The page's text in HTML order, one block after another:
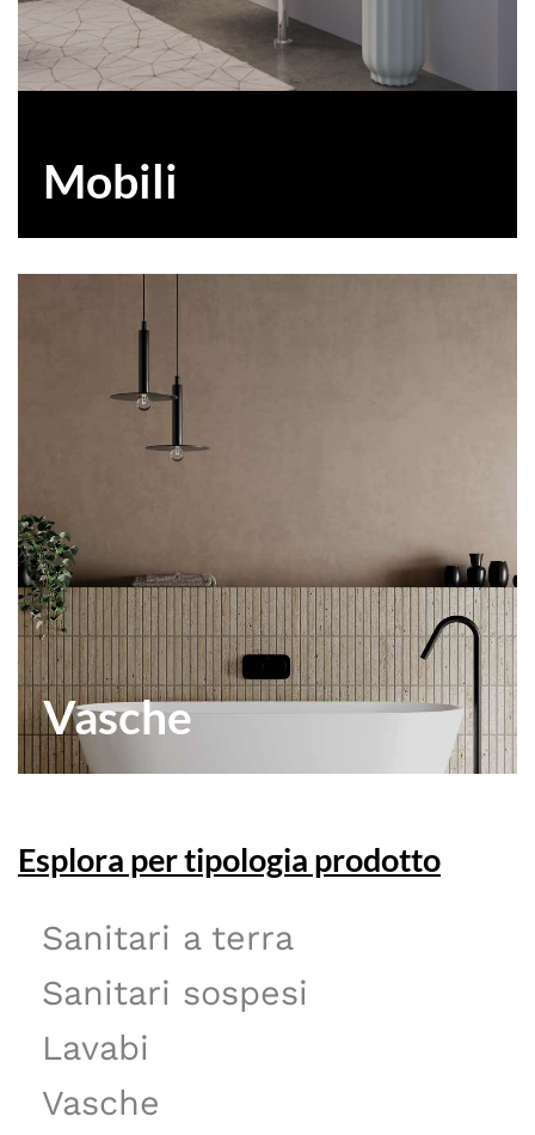
Mobili
Vasche
Esplora per tipologia prodotto
Sanitari a terra
Sanitari sospesi
Lavabi
Vasche